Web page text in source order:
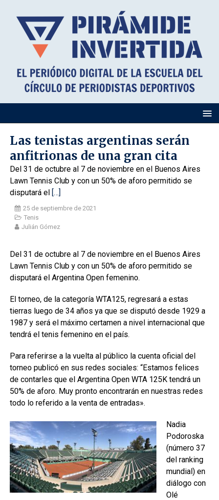
Las tenistas argentinas serán
anfitrionas de una gran cita
Del 31 de octubre al 7 de noviembre en el Buenos Aires
Lawn Tennis Club y con un 50% de aforo permitido se
disputará el […]
25 de septiembre de 2021
Tenis
Julián Gómez
Del 31 de octubre al 7 de noviembre en el Buenos Aires
Lawn Tennis Club y con un 50% de aforo permitido se
disputará el Argentina Open femenino.
El torneo, de la categoría WTA125, regresará a estas
tierras luego de 34 años ya que se disputó desde 1929 a
1987 y será el máximo certamen a nivel internacional que
tendrá el tenis femenino en el país.
Para referirse a la vuelta al público la cuenta oficial del
torneo publicó en sus redes sociales: “Estamos felices
de contarles que el Argentina Open WTA 125K tendrá un
50% de aforo. Muy pronto encontrarán en nuestras redes
todo lo referido a la venta de entradas».
Nadia
Podoroska
(número 37
del ranking
mundial) en
diálogo con
Olé